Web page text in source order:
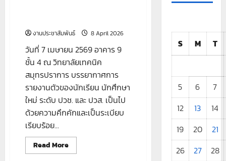
งานประชาสัมพันธ์ 8 April 2026
วันที่ 7 เมษายน 2569 อาคาร 9
ชั้น 4 ณ วิทยาลัยเทคนิค
สมุทรปราการ บรรยากาศการ
รายงานตัวของนักเรียน นักศึกษา
ใหม่ ระดับ ปวช. และ ปวส. เป็นไป
ด้วยความคึกคักและเป็นระเบียบ
เรียบร้อย...
Read MoreRead
more
S M T
5 6
7
12
13
14
19
20
21
26
27
28